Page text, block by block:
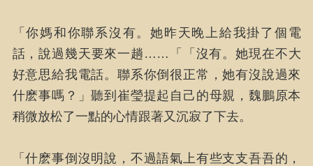
「你媽和你聯系沒有。她昨天晚上給我掛了個電
話，說過幾天要來一趟……「「沒有。她現在不大
好意思給我電話。聯系你倒很正常，她有沒說過來
什麽事嗎？」聽到崔瑩提起自己的母親，魏鵬原本
稍微放松了一點的心情跟著又沉寂了下去。
「什麽事倒沒明說，不過語氣上有些支支吾吾的，